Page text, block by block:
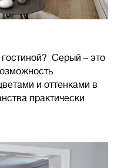
Серый – это
и оттенками в
практически